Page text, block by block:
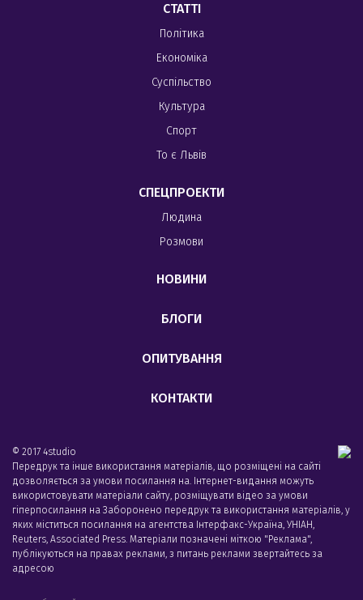
СТАТТІ
Політика
Економіка
Суспільство
Культура
Спорт
То є Львів
СПЕЦПРОЕКТИ
Людина
Розмови
НОВИНИ
БЛОГИ
ОПИТУВАННЯ
КОНТАКТИ
© 2017 4studio
Передрук та інше використання матеріалів, що розміщені на сайті
дозволяється за умови посилання на. Інтернет-видання можуть
використовувати матеріали сайту, розміщувати відео за умови
гіперпосилання на Заборонено передрук та використання матеріалів, у
яких міститься посилання на агентства Iнтерфакс-Україна, УНIАН,
Reuters, Associated Press. Матеріали позначені міткою "Реклама",
публікуються на правах реклами, з питань реклами звертайтесь за
адресою